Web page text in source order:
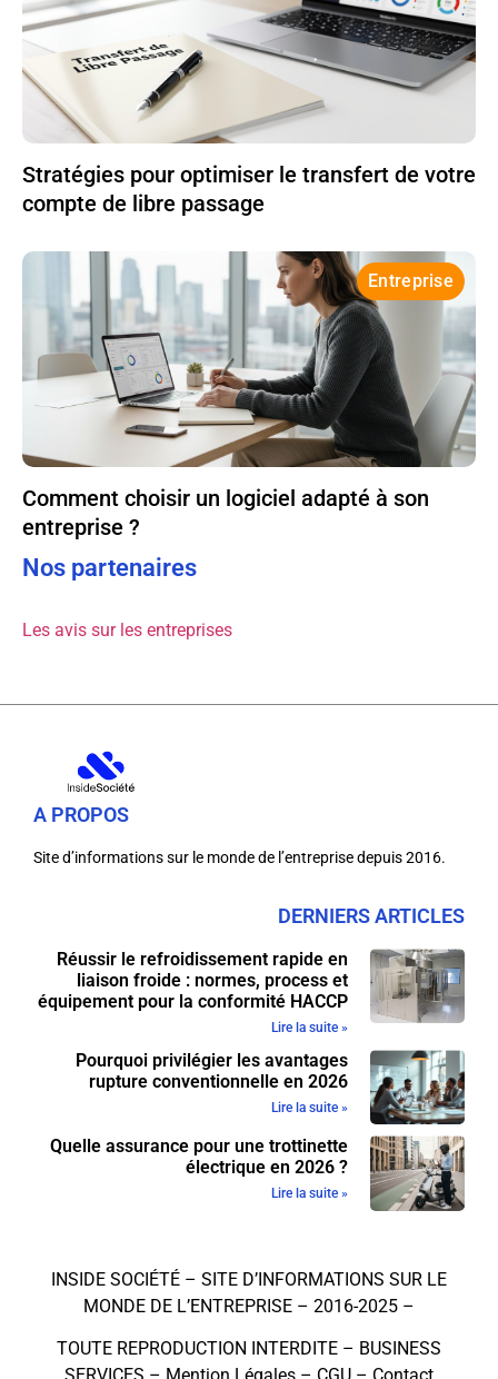
Stratégies pour optimiser le transfert de votre
compte de libre passage
Entreprise
Comment choisir un logiciel adapté à son
entreprise ?
Nos partenaires
Les avis sur les entreprises
A PROPOS
Site d’informations sur le monde de l’entreprise depuis 2016.
DERNIERS ARTICLES
Réussir le refroidissement rapide en
liaison froide : normes, process et
équipement pour la conformité HACCP
Lire la suite »
Pourquoi privilégier les avantages
rupture conventionnelle en 2026
Lire la suite »
Quelle assurance pour une trottinette
électrique en 2026 ?
Lire la suite »
INSIDE SOCIÉTÉ – SITE D’INFORMATIONS SUR LE
MONDE DE L’ENTREPRISE – 2016-2025 –
TOUTE REPRODUCTION INTERDITE – BUSINESS